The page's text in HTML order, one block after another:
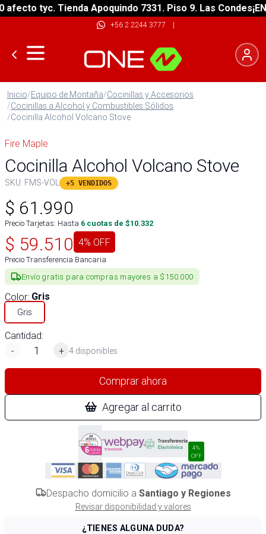
tyc. Tienda Apoquindo 7331. Piso 9. Las Condes
+56 2 2244 3777 |
Inicio/Equipo de Montaña/Cocinillas y Accesorios
/Cocinillas a Alcohol y Combustibles Sólidos
/Cocinilla Alcohol Volcano Stove
Fire Maple
Cocinilla Alcohol Volcano Stove
SKU: FMS-VOL +5 VENDIDOS
$ 61.990
Precio Tarjetas: Hasta 6 cuotas de $10.332
$ 59.510 4% OFF
Precio Transferencia Bancaria
Envío gratis para compras mayores a $150.000
Color: Gris
Gris
Cantidad:
-
+ 4 disponibles
Comprar ahora
Agregar al carrito
4%
OFF
Despacho domicilio a Santiago y Regiones
Revisar disponibilidad y valores
¿TIENES ALGUNA DUDA?